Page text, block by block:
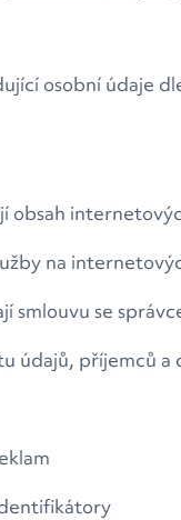
osobní údaje
obsah
na
smlouvu se
údajů, příjemců a